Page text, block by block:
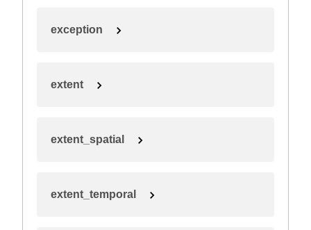
exception
extent
extent_spatial
extent_temporal